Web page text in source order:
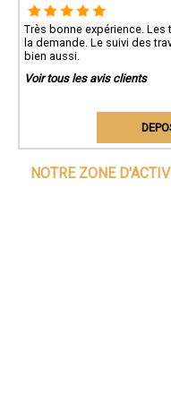
Très bonne expérience.
la demande. Le suivi des
bien aussi.
Voir tous les avis clients
NOTRE ZONE